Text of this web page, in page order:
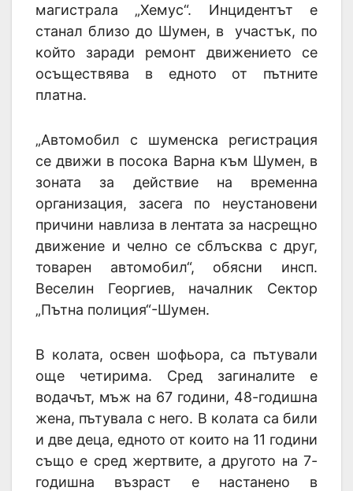
магистрала „Хемус“. Инцидентът е
станал близо до Шумен, в участък, по
който заради ремонт движението се
осъществява в едното от пътните
платна.
„Автомобил с шуменска регистрация
се движи в посока Варна към Шумен, в
зоната за действие на временна
организация, засега по неустановени
причини навлиза в лентата за насрещно
движение и челно се сблъсква с друг,
товарен автомобил“, обясни инсп.
Веселин Георгиев, началник Сектор
„Пътна полиция“-Шумен.
В колата, освен шофьора, са пътували
още четирима. Сред загиналите е
водачът, мъж на 67 години, 48-годишна
жена, пътувала с него. В колата са били
и две деца, едното от които на 11 години
също е сред жертвите, а другото на 7-
годишна възраст е настанено в